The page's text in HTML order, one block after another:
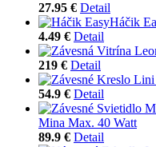
27.95 € Detail
Háčik
4.49 € Detail
219 € Detail
54.9 € Detail
Mina Max. 40 Watt
89.9 € Detail